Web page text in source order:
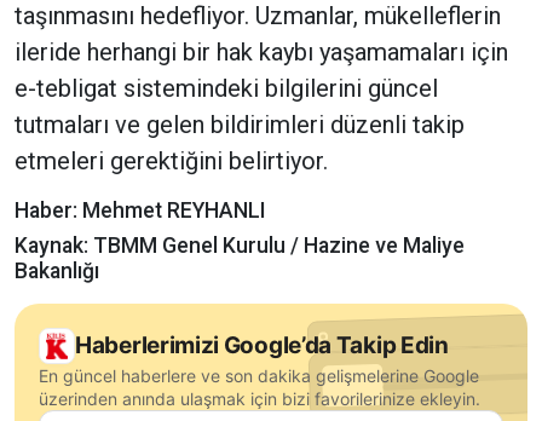
taşınmasını hedefliyor. Uzmanlar, mükelleflerin
ileride herhangi bir hak kaybı yaşamamaları için
e-tebligat sistemindeki bilgilerini güncel
tutmaları ve gelen bildirimleri düzenli takip
etmeleri gerektiğini belirtiyor.
Haber: Mehmet REYHANLI
Kaynak: TBMM Genel Kurulu / Hazine ve Maliye
Bakanlığı
Haberlerimizi Google’da Takip Edin
En güncel haberlere ve son dakika gelişmelerine Google
üzerinden anında ulaşmak için bizi favorilerinize ekleyin.